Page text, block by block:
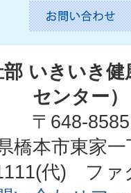
いきいき
センター）
〒648-8585
橋本市東家
代) ファ